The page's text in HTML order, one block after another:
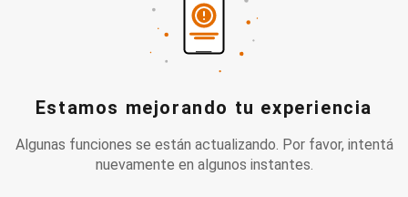
Estamos mejorando tu experiencia
Algunas funciones se están actualizando. Por favor, intentá
nuevamente en algunos instantes.